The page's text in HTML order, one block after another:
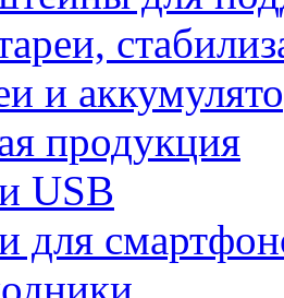
и
продукция
USB
для